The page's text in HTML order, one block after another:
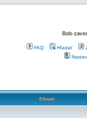
Bolo
FAQ Hľadať
Fórum